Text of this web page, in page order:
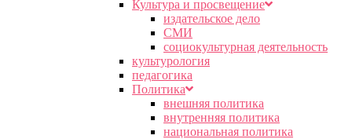
Культура и просвещение
издательское дело
СМИ
социокультурная деятельность
культурология
педагогика
Политика
внешняя политика
внутренняя политика
национальная политика